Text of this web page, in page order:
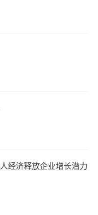
经济释放企业增长潜力